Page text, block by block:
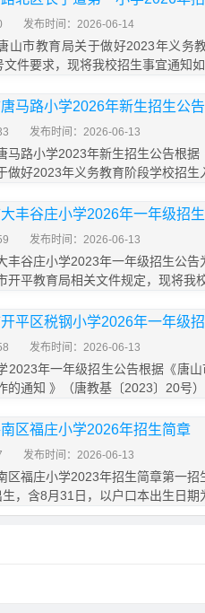
发布时间：2026-06-14
山市教育局关于做好2023年义务
文件要求，现将我校招生事宜通知
马路小学2026年新生招生公告
发布时间：2026-06-13
马路小学2023年新生招生公告根
做好2023年义务教育阶段学校招生
丰谷庄小学2026年一年级招
发布时间：2026-06-13
丰谷庄小学2023年一年级招生公
开平教育局相关文件规定，现将我
平区税钢小学2026年一年级
发布时间：2026-06-13
2023年一年级招生公告根据《唐
的通知 》（唐教基〔2023〕20号
区福庄小学2026年招生简章
发布时间：2026-06-13
区福庄小学2023年招生简章第一
生，含8月31日，以户口本出生日